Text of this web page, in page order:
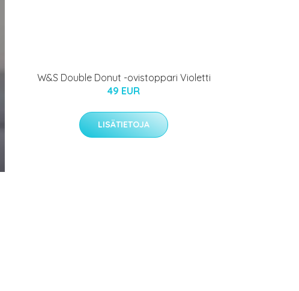
W&S Double Donut -ovistoppari Violetti
49 EUR
LISÄTIETOJA